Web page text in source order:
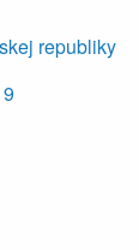
republiky